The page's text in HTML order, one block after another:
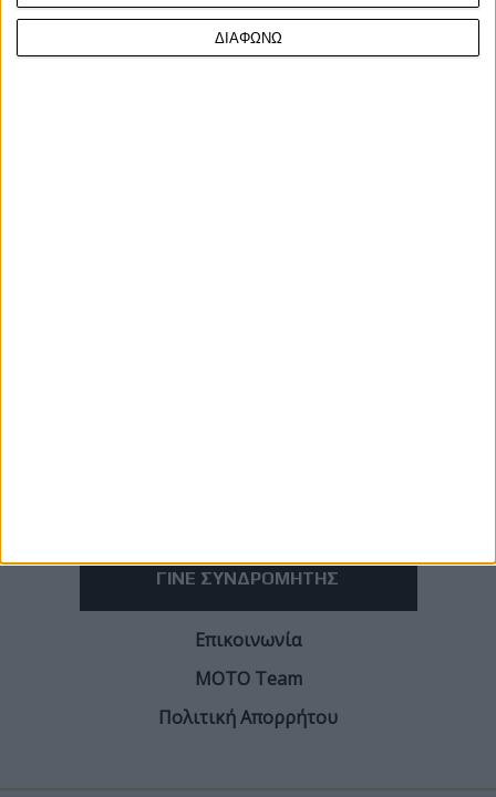
ΔΙΑΦΩΝΩ
ΓΙΝΕ ΣΥΝΔΡΟΜΗΤΗΣ
Επικοινωνία
ΜΟΤΟ Team
Πολιτική Απορρήτου